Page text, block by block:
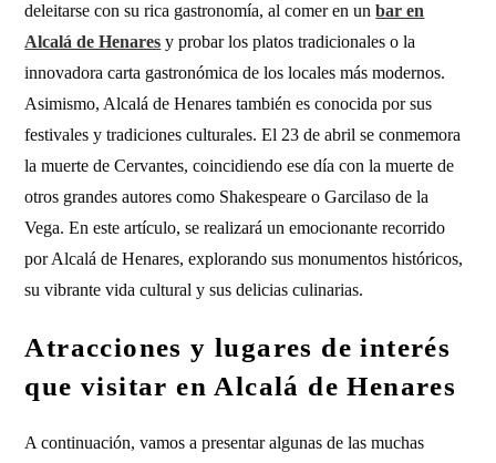
deleitarse con su rica gastronomía, al comer en unbar en
Alcalá de Henares y probar los platos tradicionales o la
innovadora carta gastronómica de los locales más modernos.
Asimismo, Alcalá de Henares también es conocida por sus
festivales y tradiciones culturales. El 23 de abril se conmemora
la muerte de Cervantes, coincidiendo ese día con la muerte de
otros grandes autores como Shakespeare o Garcilaso de la
Vega. En este artículo, se realizará un emocionante recorrido
por Alcalá de Henares, explorando sus monumentos históricos,
su vibrante vida cultural y sus delicias culinarias.
Atracciones y lugares de interés
que visitar en Alcalá de Henares
A continuación, vamos a presentar algunas de las muchas